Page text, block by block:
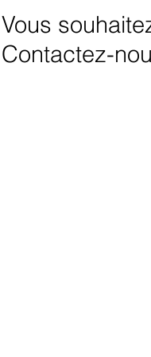
Vous
Contactez-